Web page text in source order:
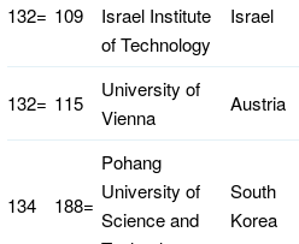
132= 109
Israel Institute
of Technology
Israel
132= 115
University of
Vienna
Austria
134 188=
Pohang
University of
Science and
South
Korea